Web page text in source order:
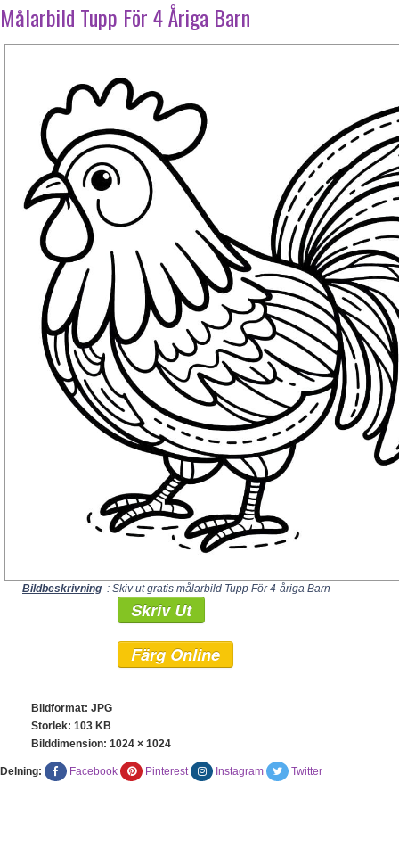
Målarbild Tupp För 4 Åriga Barn
Bildbeskrivning : Skiv ut gratis målarbild Tupp För 4-åriga Barn
Skriv Ut
Färg Online
Bildformat: JPG
Storlek: 103 KB
Bilddimension: 1024 × 1024
Delning: Facebook Pinterest Instagram Twitter